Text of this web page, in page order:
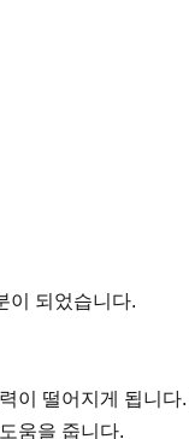
이 되었습니다.
이 떨어지게 됩니다.
움을 줍니다.